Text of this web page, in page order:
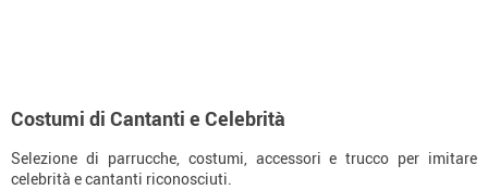
Costumi di Cantanti e Celebrità
Selezione di parrucche, costumi, accessori e trucco per imitare
celebrità e cantanti riconosciuti.